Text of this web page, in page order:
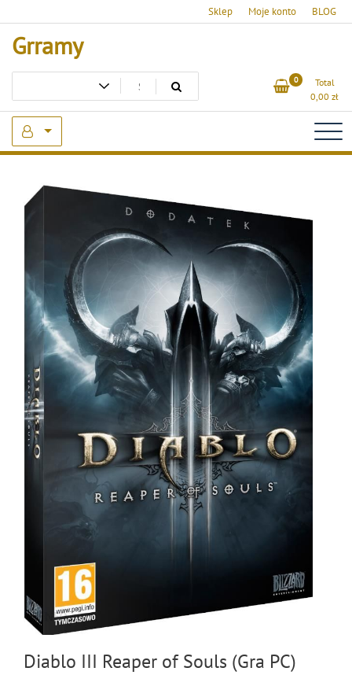
to
content
Sklep Moje konto BLOG
Grramy
0
Total
0,00 zł
Diablo III Reaper of Souls (Gra PC)